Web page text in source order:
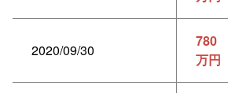
2020/09/30
780
万円